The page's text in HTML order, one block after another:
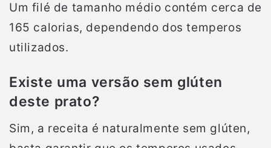
Um filé de tamanho médio contém cerca de
165 calorias, dependendo dos temperos
utilizados.
Existe uma versão sem glúten
deste prato?
Sim, a receita é naturalmente sem glúten,